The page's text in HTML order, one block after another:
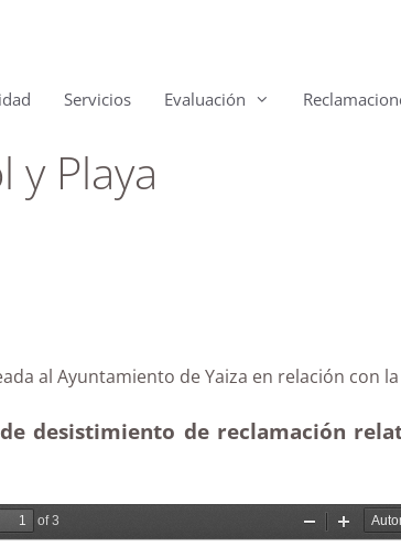
Servicios Evaluación
y Playa
al Ayuntamiento de Yaiza en
desistimiento de reclamación